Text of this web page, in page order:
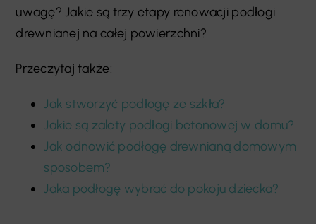
uwagę? Jakie są trzy etapy renowacji podłogi
drewnianej na całej powierzchni?
Przeczytaj także:
Jak stworzyć podłogę ze szkła?
Jakie są zalety podłogi betonowej w domu?
Jak odnowić podłogę drewnianą domowym
sposobem?
Jaka podłogę wybrać do pokoju dziecka?